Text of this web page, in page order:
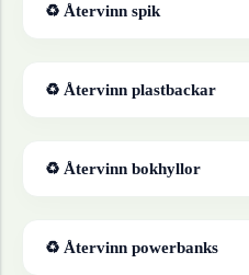
♻ Återvinn spik
♻ Återvinn plastbackar
♻ Återvinn bokhyllor
♻ Återvinn powerbanks